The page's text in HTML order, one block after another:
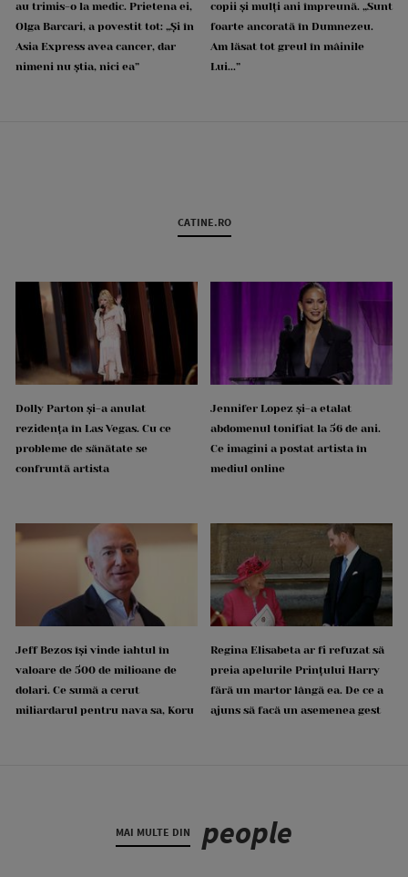
au trimis-o la medic. Prietena ei,
Olga Barcari, a povestit tot: „Și în
Asia Express avea cancer, dar
nimeni nu știa, nici ea”
copii și mulți ani împreună. „Sunt
foarte ancorată în Dumnezeu.
Am lăsat tot greul în mâinile
Lui...”
CATINE.RO
Dolly Parton și-a anulat
rezidența în Las Vegas. Cu ce
probleme de sănătate se
confruntă artista
Jennifer Lopez și-a etalat
abdomenul tonifiat la 56 de ani.
Ce imagini a postat artista în
mediul online
Jeff Bezos își vinde iahtul în
valoare de 500 de milioane de
dolari. Ce sumă a cerut
miliardarul pentru nava sa, Koru
Regina Elisabeta ar fi refuzat să
preia apelurile Prințului Harry
fără un martor lângă ea. De ce a
ajuns să facă un asemenea gest
MAI MULTE DIN people